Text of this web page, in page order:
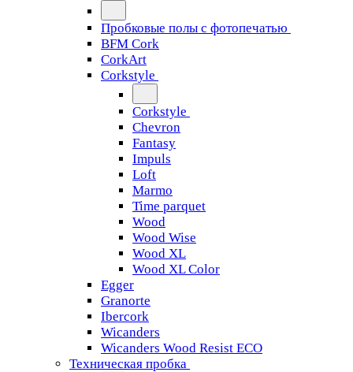
Пробковые полы с фотопечатью
BFM Cork
CorkArt
Corkstyle
Corkstyle
Chevron
Fantasy
Impuls
Loft
Marmo
Time parquet
Wood
Wood Wise
Wood XL
Wood XL Color
Egger
Granorte
Ibercork
Wicanders
Wicanders Wood Resist ECO
Техническая пробка